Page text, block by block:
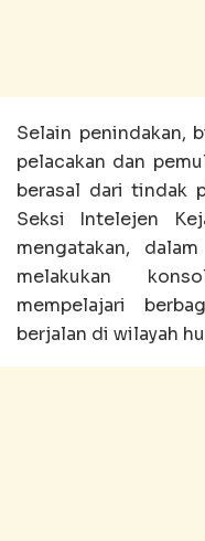
Selain penindakan,
pelacakan dan
berasal dari tindak
Seksi Intelejen
mengatakan,
melakukan
mempelajari
berjalan di wilayah